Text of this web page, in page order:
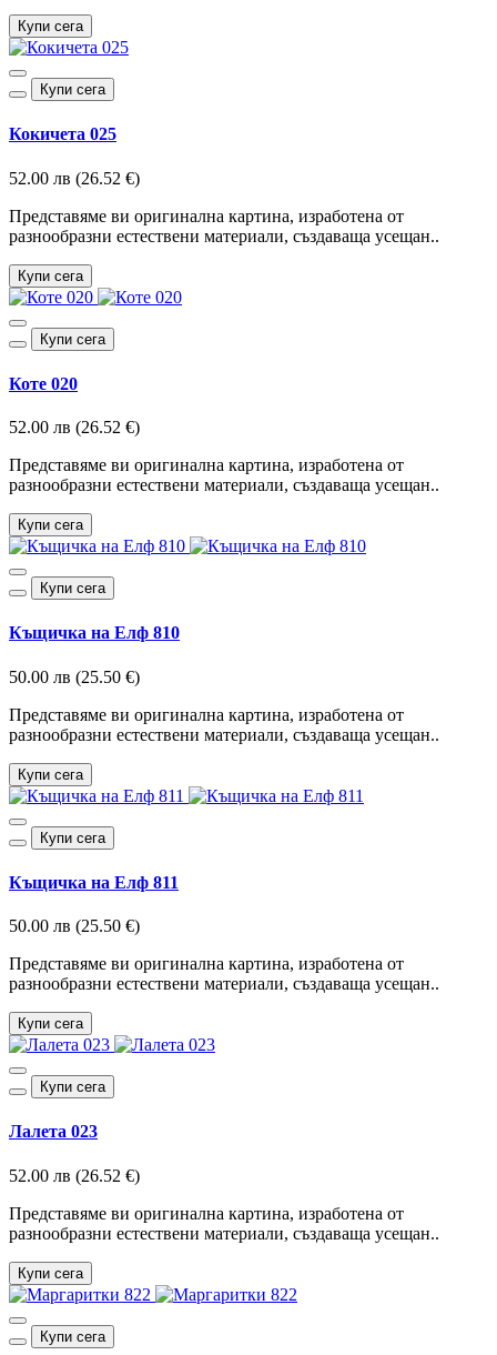
Купи сега
Купи сега
Кокичета 025
52.00 лв (26.52 €)
Представяме ви оригинална картина, изработена от
разнообразни естествени материали, създаваща усещан..
Купи сега
Купи сега
Коте 020
52.00 лв (26.52 €)
Представяме ви оригинална картина, изработена от
разнообразни естествени материали, създаваща усещан..
Купи сега
Купи сега
Къщичка на Елф 810
50.00 лв (25.50 €)
Представяме ви оригинална картина, изработена от
разнообразни естествени материали, създаваща усещан..
Купи сега
Купи сега
Къщичка на Елф 811
50.00 лв (25.50 €)
Представяме ви оригинална картина, изработена от
разнообразни естествени материали, създаваща усещан..
Купи сега
Купи сега
Лалета 023
52.00 лв (26.52 €)
Представяме ви оригинална картина, изработена от
разнообразни естествени материали, създаваща усещан..
Купи сега
Купи сега